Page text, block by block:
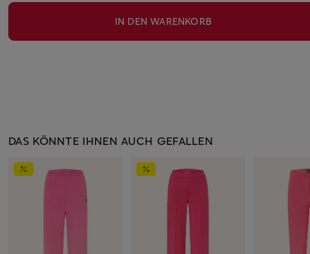
IN DEN WARENKORB
DAS KÖNNTE IHNEN AUCH GEFALLEN